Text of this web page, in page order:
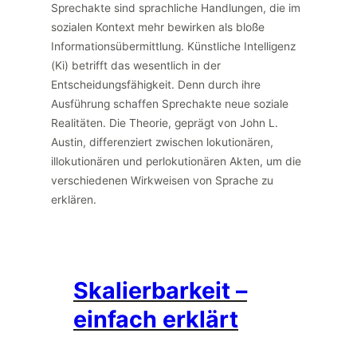
Sprechakte sind sprachliche Handlungen, die im
sozialen Kontext mehr bewirken als bloße
Informationsübermittlung. Künstliche Intelligenz
(Ki) betrifft das wesentlich in der
Entscheidungsfähigkeit. Denn durch ihre
Ausführung schaffen Sprechakte neue soziale
Realitäten. Die Theorie, geprägt von John L.
Austin, differenziert zwischen lokutionären,
illokutionären und perlokutionären Akten, um die
verschiedenen Wirkweisen von Sprache zu
erklären.
Skalierbarkeit –
einfach erklärt